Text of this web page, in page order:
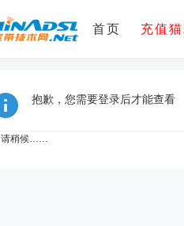
首页 充值猫
抱歉，您需要登录后才能查看
请稍候……